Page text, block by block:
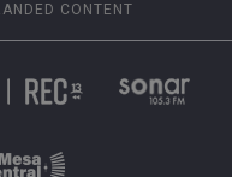
CONTENT